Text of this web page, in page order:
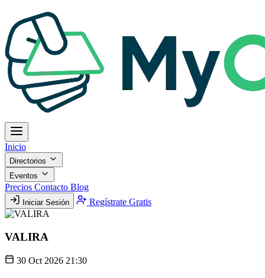
Inicio
Directorios
Eventos
Precios Contacto Blog
Iniciar Sesión Regístrate Gratis
VALIRA
30 Oct 2026 21:30